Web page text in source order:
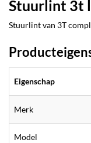
Stuurlint 3t
Stuurlint van 3T
Eigenschap
Merk
Model